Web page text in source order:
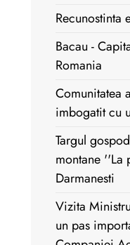
Recunostinta
Bacau -
Romania
Comunitatea
imbogatit cu
Targul
montane ''La
Darmanesti
Vizita
un pas